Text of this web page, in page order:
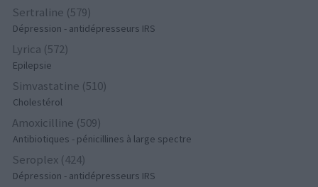
Sertraline (579)
Dépression - antidépresseurs IRS
Lyrica (572)
Epilepsie
Simvastatine (510)
Cholestérol
Amoxicilline (509)
Antibiotiques - pénicillines à large spectre
Seroplex (424)
Dépression - antidépresseurs IRS